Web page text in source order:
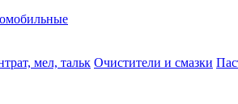
мел, тальк Очистители и смазки